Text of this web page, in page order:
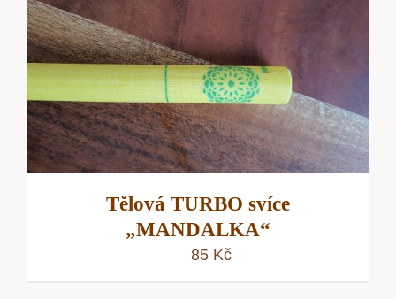
Tělová TURBO svíce
„MANDALKA“
85 Kč